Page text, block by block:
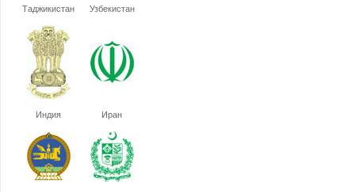
Таджикистан Узбекистан
Индия Иран